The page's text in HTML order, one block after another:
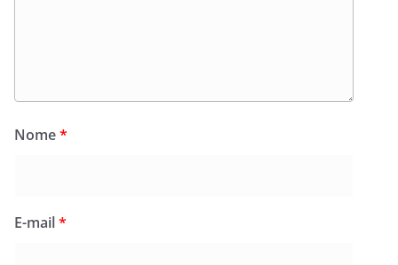
Nome*
E-mail*